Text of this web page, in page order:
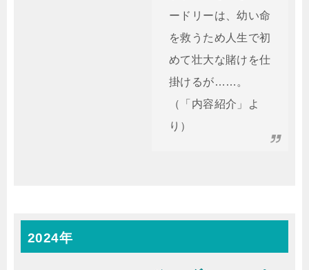
ードリーは、幼い命
を救うため人生で初
めて壮大な賭けを仕
掛けるが……。
（「内容紹介」よ
り）
2024年